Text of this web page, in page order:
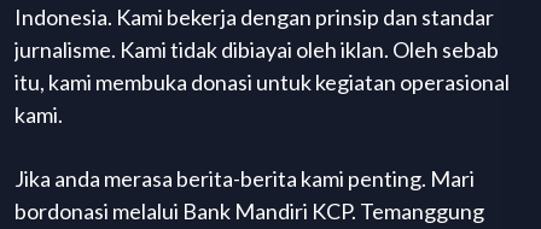
Indonesia. Kami bekerja dengan prinsip dan standar
jurnalisme. Kami tidak dibiayai oleh iklan. Oleh sebab
itu, kami membuka donasi untuk kegiatan operasional
kami.
Jika anda merasa berita-berita kami penting. Mari
bordonasi melalui Bank Mandiri KCP. Temanggung